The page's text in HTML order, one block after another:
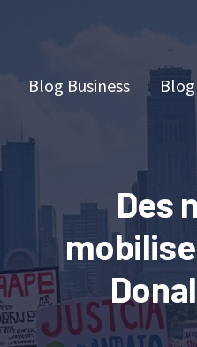
Blog Business
Des